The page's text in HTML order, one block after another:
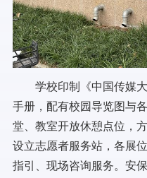
学校印制《中国传媒
手册，配有校园导览图与
堂、教室开放休憩点位，
设立志愿者服务站，各展
指引、现场咨询服务。安